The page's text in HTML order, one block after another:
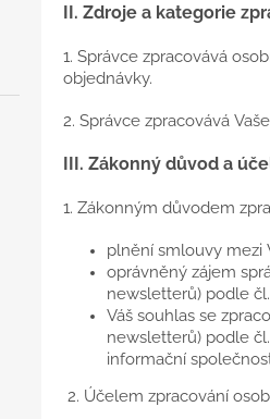
II. Zdroje a kategorie
1. Správce zpracovává
objednávky.
2. Správce zpracovává
III. Zákonný důvod a
1. Zákonným důvodem
plnění smlouvy mezi
oprávněný zájem
newsletterů) podle čl.
Váš souhlas se
newsletterů) podle
informační
2. Účelem zpracování